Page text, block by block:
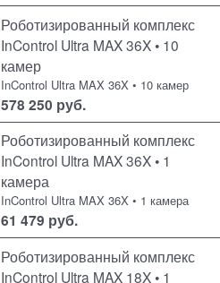
Роботизированный комплекс
InControl Ultra MAX 36X • 10
камер
InControl Ultra MAX 36X • 10 камер
578 250 руб.
Роботизированный комплекс
InControl Ultra MAX 36X • 1
камера
InControl Ultra MAX 36X • 1 камера
61 479 руб.
Роботизированный комплекс
InControl Ultra MAX 18X • 1